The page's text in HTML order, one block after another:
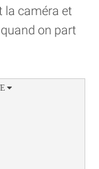
la caméra et
on part